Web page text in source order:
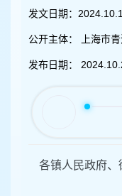
发文日期：
公开主体： 上海市
发布日期：
各镇人民政府、